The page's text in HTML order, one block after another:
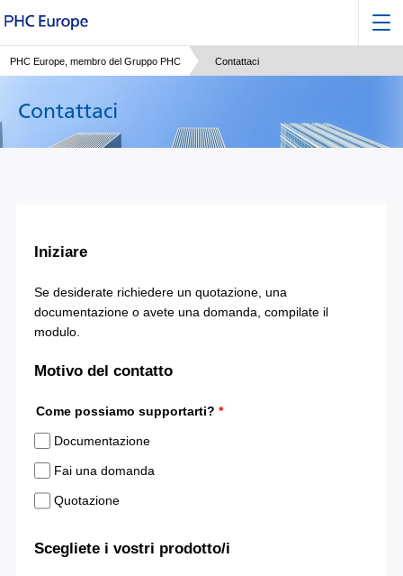
PHC Europe, membro del Gruppo PHC Contattaci
Contattaci